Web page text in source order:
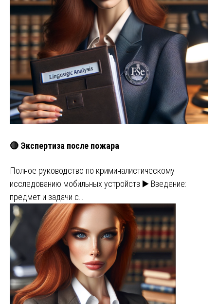
🔴 Экспертиза после пожара
Полное руководство по криминалистическому
исследованию мобильных устройств ▶️ Введение:
предмет и задачи с…